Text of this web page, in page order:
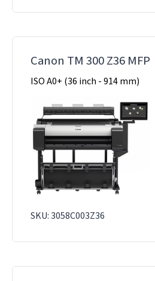
Canon TM 300 Z36 MFP
ISO A0+ (36 inch - 914 mm)
SKU: 3058C003Z36